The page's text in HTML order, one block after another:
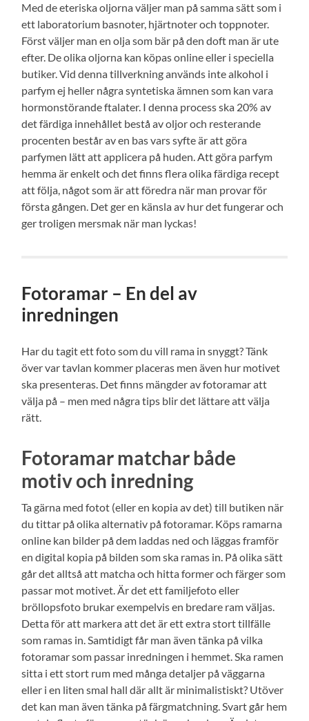
Med de eteriska oljorna väljer man på samma sätt som i
ett laboratorium basnoter, hjärtnoter och toppnoter.
Först väljer man en olja som bär på den doft man är ute
efter. De olika oljorna kan köpas online eller i speciella
butiker. Vid denna tillverkning används inte alkohol i
parfym ej heller några syntetiska ämnen som kan vara
hormonstörande ftalater. I denna process ska 20% av
det färdiga innehållet bestå av oljor och resterande
procenten består av en bas vars syfte är att göra
parfymen lätt att applicera på huden. Att göra parfym
hemma är enkelt och det finns flera olika färdiga recept
att följa, något som är att föredra när man provar för
första gången. Det ger en känsla av hur det fungerar och
ger troligen mersmak när man lyckas!
Fotoramar – En del av
inredningen
Har du tagit ett foto som du vill rama in snyggt? Tänk
över var tavlan kommer placeras men även hur motivet
ska presenteras. Det finns mängder av fotoramar att
välja på – men med några tips blir det lättare att välja
rätt.
Fotoramar matchar både
motiv och inredning
Ta gärna med fotot (eller en kopia av det) till butiken när
du tittar på olika alternativ på fotoramar. Köps ramarna
online kan bilder på dem laddas ned och läggas framför
en digital kopia på bilden som ska ramas in. På olika sätt
går det alltså att matcha och hitta former och färger som
passar mot motivet. Är det ett familjefoto eller
bröllopsfoto brukar exempelvis en bredare ram väljas.
Detta för att markera att det är ett extra stort tillfälle
som ramas in. Samtidigt får man även tänka på vilka
fotoramar som passar inredningen i hemmet. Ska ramen
sitta i ett stort rum med många detaljer på väggarna
eller i en liten smal hall där allt är minimalistiskt? Utöver
det kan man även tänka på färgmatchning. Svart går hem